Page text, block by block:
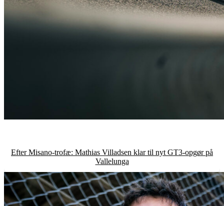
Efter Misano-trofæ: Mathias Villadsen klar til nyt GT3-opgør på
Vallelunga